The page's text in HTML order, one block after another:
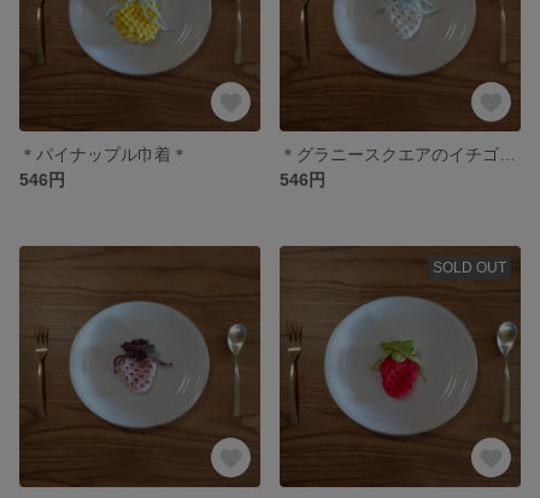
＊パイナップル巾着＊
546円
546円
SOLD OUT